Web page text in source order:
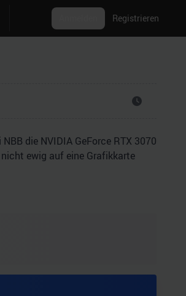
Registrieren
die NVIDIA GeForce RTX 3070
ewig auf eine Grafikkarte